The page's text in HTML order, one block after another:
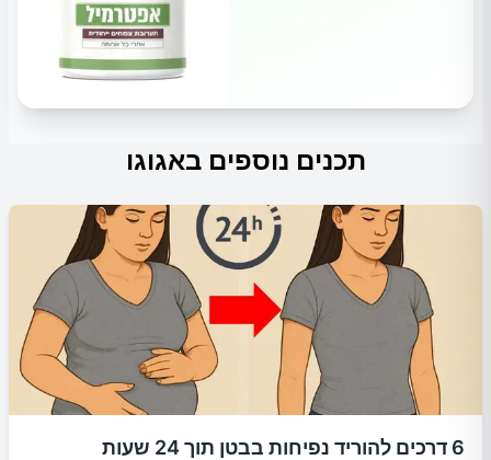
תכנים נוספים באגוגו
6 דרכים להוריד נפיחות בבטן תוך 24 שעות